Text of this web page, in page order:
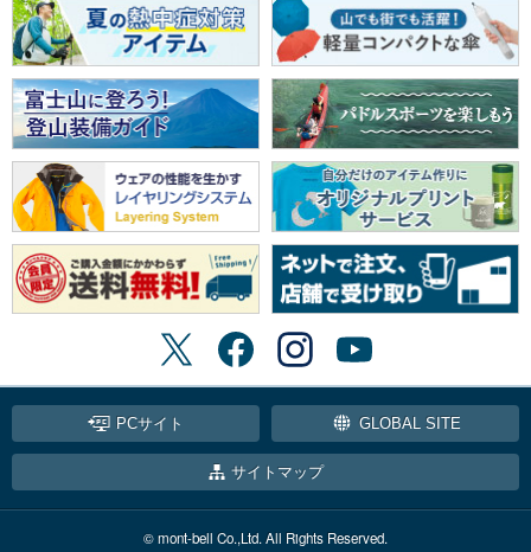
PCサイト GLOBAL SITE
サイトマップ
© mont-bell Co.,Ltd. All Rights Reserved.